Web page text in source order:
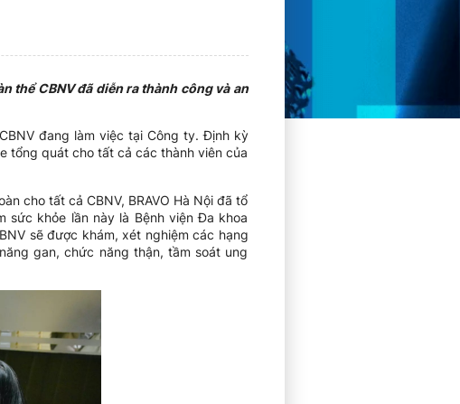
thể CBNV đã diễn ra thành công và an
đang làm việc tại Công ty. Định kỳ
tổng quát cho tất cả các thành viên của
cho tất cả CBNV, BRAVO Hà Nội đã tổ
khỏe lần này là Bệnh viện Đa khoa
sẽ được khám, xét nghiệm các hạng
gan, chức năng thận, tầm soát ung